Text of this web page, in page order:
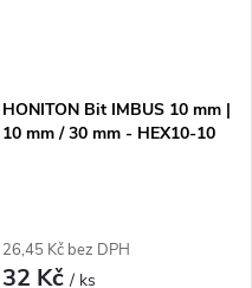
HONITON Bit IMBUS 10 mm |
10 mm / 30 mm - HEX10-10
26,45 Kč bez DPH
32 Kč/ ks